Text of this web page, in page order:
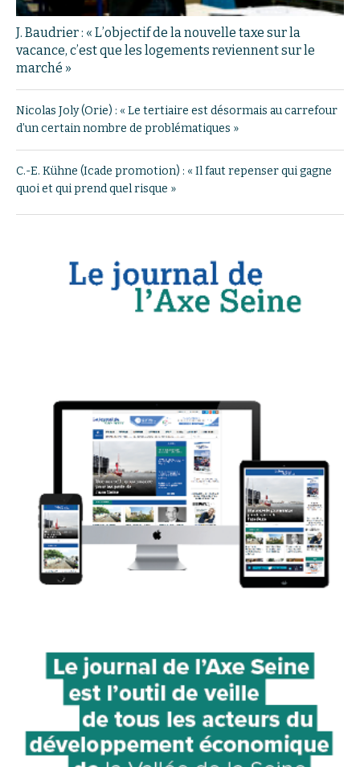
J. Baudrier : « L’objectif de la nouvelle taxe sur la
vacance, c’est que les logements reviennent sur le
marché »
Nicolas Joly (Orie) : « Le tertiaire est désormais au carrefour
d’un certain nombre de problématiques »
C.-E. Kühne (Icade promotion) : « Il faut repenser qui gagne
quoi et qui prend quel risque »